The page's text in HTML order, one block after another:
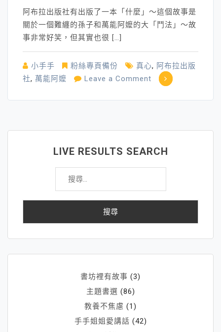
阿布拉出版社有出版了一本「什麼」～這個故事是
關於一個難纏的孫子和萬能阿嬤的大「鬥法」～故
事非常好笑，但其實也很 […]
小手手 粉絲專頁備份 真心, 阿布拉出版
社, 萬能阿嬤 Leave a Comment on
子，
心
迎
簡
LIVE RESULTS SEARCH
搜
關
書坊裡有故事 (3)
主題書選 (86)
教養不焦慮 (1)
手手姐姐愛講話 (42)